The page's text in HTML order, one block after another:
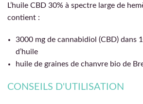
L’huile CBD 30% à spectre large de
contient :
3000 mg de cannabidiol (CBD) dans
d’huile
huile de graines de chanvre bio de
CONSEILS D'UTILISATION